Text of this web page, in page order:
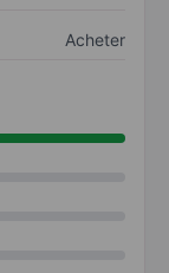
Acheter